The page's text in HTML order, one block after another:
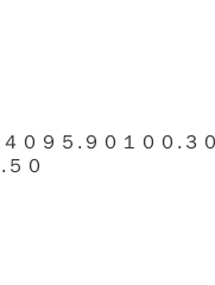
０９５.９０１００.３
５０